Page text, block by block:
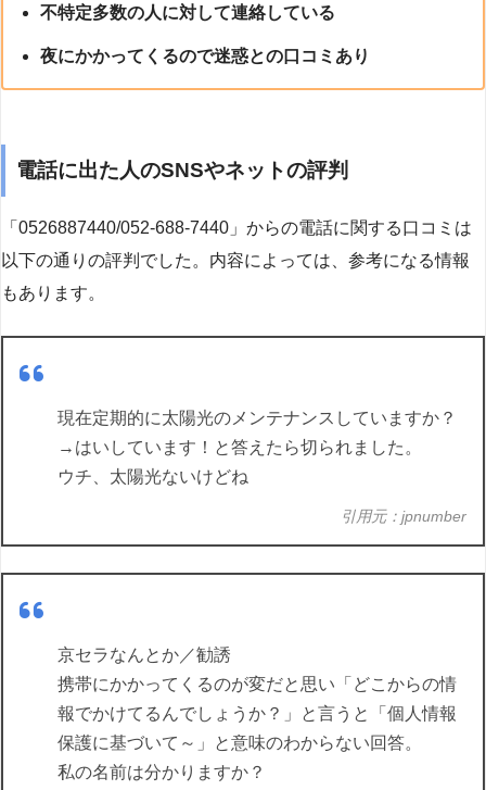
不特定多数の人に対して連絡している
夜にかかってくるので迷惑との口コミあり
電話に出た人のSNSやネットの評判
「0526887440/052-688-7440」からの電話に関する口コミは
以下の通りの評判でした。内容によっては、参考になる情報
もあります。
現在定期的に太陽光のメンテナンスしていますか？
→はいしています！と答えたら切られました。
ウチ、太陽光ないけどね
引用元：jpnumber
京セラなんとか／勧誘
携帯にかかってくるのが変だと思い「どこからの情
報でかけてるんでしょうか？」と言うと「個人情報
保護に基づいて～」と意味のわからない回答。
私の名前は分かりますか？